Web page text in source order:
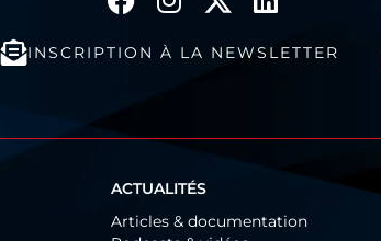
INSCRIPTION À LA NEWSLETTER
ACTUALITÉS
Articles & documentation